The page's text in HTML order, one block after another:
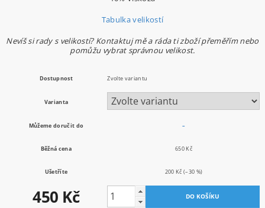
Tabulka velikostí
Nevíš si rady s velikostí? Kontaktuj mě a ráda ti zboží přeměřím nebo
pomůžu vybrat správnou velikost.
Dostupnost Zvolte variantu
Varianta
Můžeme doručit do –
Běžná cena 650 Kč
Ušetříte 200 Kč (–30 %)
450 Kč